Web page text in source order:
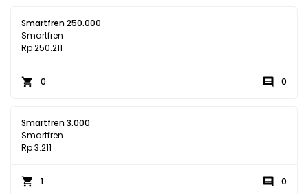
Smartfren 250.000
Smartfren
Rp 250.211
0 0
Smartfren 3.000
Smartfren
Rp 3.211
1 0